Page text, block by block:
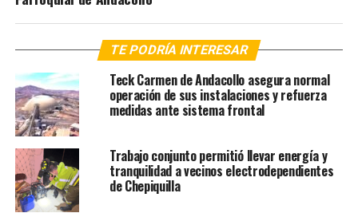
TE PODRÍA INTERESAR
Teck Carmen de Andacollo asegura normal
operación de sus instalaciones y refuerza
medidas ante sistema frontal
Trabajo conjunto permitió llevar energía y
tranquilidad a vecinos electrodependientes
de Chepiquilla